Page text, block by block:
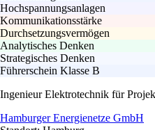
Hochspannungsanlagen
Kommunikationsstärke
Durchsetzungsvermögen
Analytisches Denken
Strategisches Denken
Führerschein Klasse B
Ingenieur Elektrotechnik für
Hamburger Energienetze GmbH